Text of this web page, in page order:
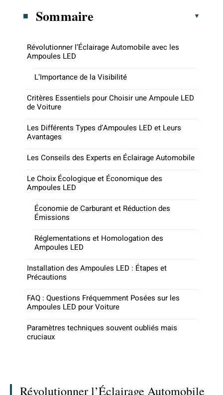
Sommaire
Révolutionner l’Éclairage Automobile avec les
Ampoules LED
L’Importance de la Visibilité
Critères Essentiels pour Choisir une Ampoule LED
de Voiture
Les Différents Types d’Ampoules LED et Leurs
Avantages
Les Conseils des Experts en Éclairage Automobile
Le Choix Écologique et Économique des
Ampoules LED
Économie de Carburant et Réduction des
Émissions
Réglementations et Homologation des
Ampoules LED
Installation des Ampoules LED : Étapes et
Précautions
FAQ : Questions Fréquemment Posées sur les
Ampoules LED pour Voiture
Paramètres techniques souvent oubliés mais
cruciaux
Révolutionner l’Éclairage Automobile